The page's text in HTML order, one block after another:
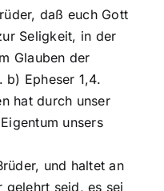
daß euch Gott
Seligkeit, in der
Glauben der
b) Epheser 1,4.
hat durch unser
unsers
und haltet an
gelehrt seid, es sei